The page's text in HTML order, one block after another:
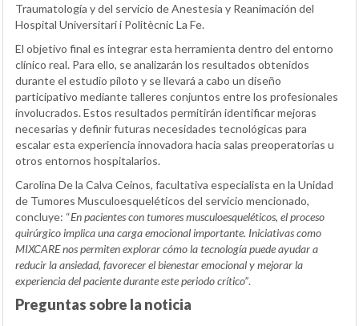
Traumatología y del servicio de Anestesia y Reanimación del
Hospital Universitari i Politècnic La Fe.
El objetivo final es integrar esta herramienta dentro del entorno
clínico real. Para ello, se analizarán los resultados obtenidos
durante el estudio piloto y se llevará a cabo un diseño
participativo mediante talleres conjuntos entre los profesionales
involucrados. Estos resultados permitirán identificar mejoras
necesarias y definir futuras necesidades tecnológicas para
escalar esta experiencia innovadora hacia salas preoperatorias u
otros entornos hospitalarios.
Carolina De la Calva Ceinos, facultativa especialista en la Unidad
de Tumores Musculoesqueléticos del servicio mencionado,
concluye: “En pacientes con tumores musculoesqueléticos, el proceso
quirúrgico implica una carga emocional importante. Iniciativas como
MIXCARE nos permiten explorar cómo la tecnología puede ayudar a
reducir la ansiedad, favorecer el bienestar emocional y mejorar la
experiencia del paciente durante este periodo crítico”.
Preguntas sobre la noticia